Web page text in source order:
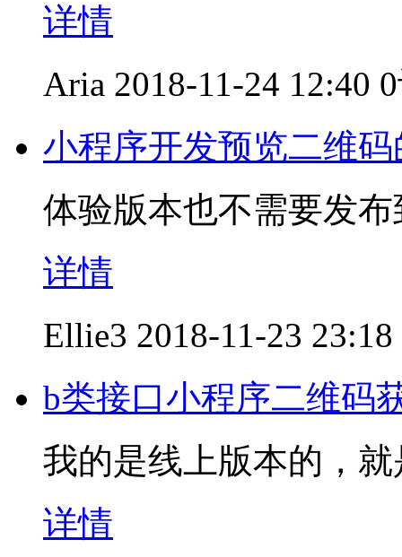
详情
Aria 2018-11-24 12:40
小程序开发预览二维
体验版本也不需要发
详情
Ellie3 2018-11-23 23:18
b类接口小程序二维码
我的是线上版本的，
详情